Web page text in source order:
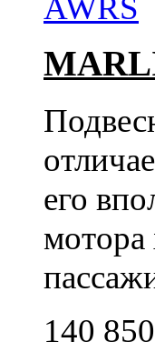
его
мотора
140 850